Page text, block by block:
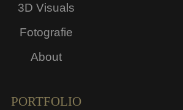
3D Visuals
Fotografie
About
PORTFOLIO